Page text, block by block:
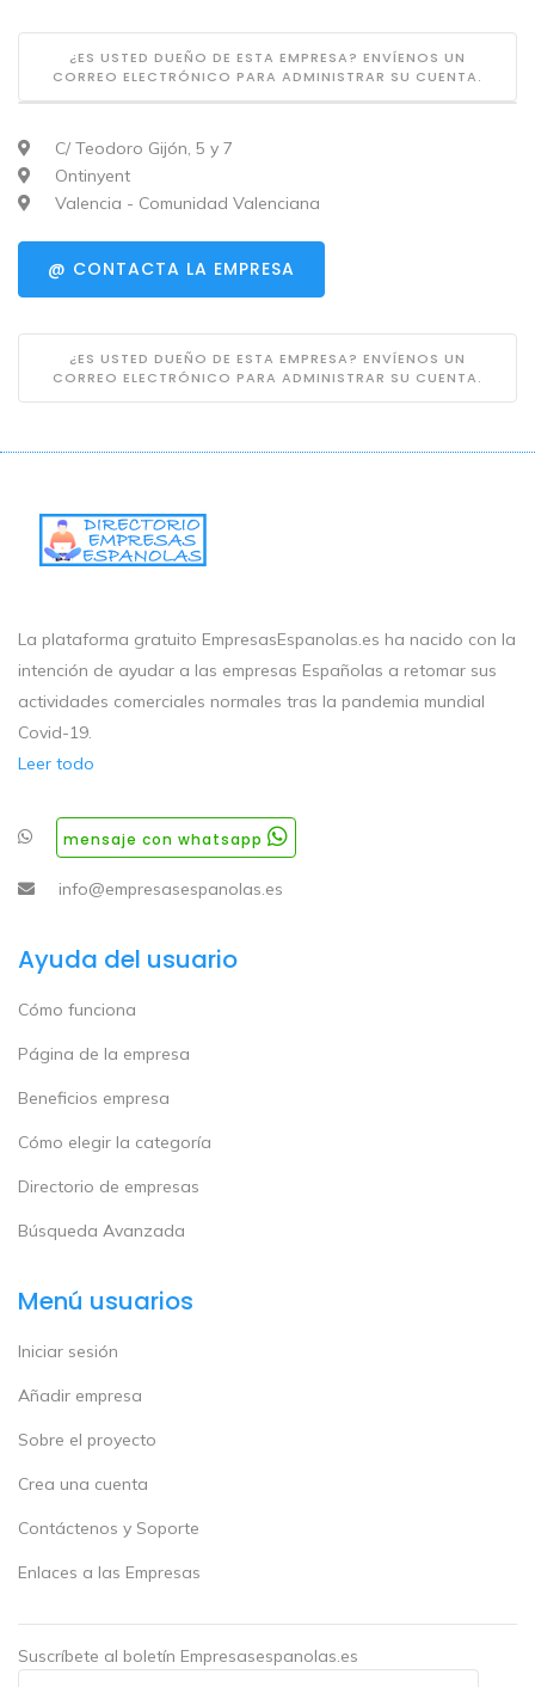
¿ES USTED DUEÑO DE ESTA EMPRESA? ENVÍENOS UN
CORREO ELECTRÓNICO PARA ADMINISTRAR SU CUENTA.
C/ Teodoro Gijón, 5 y 7
Ontinyent
Valencia - Comunidad Valenciana
@ CONTACTA LA EMPRESA
¿ES USTED DUEÑO DE ESTA EMPRESA? ENVÍENOS UN
CORREO ELECTRÓNICO PARA ADMINISTRAR SU CUENTA.
La plataforma gratuito EmpresasEspanolas.es ha nacido con la
intención de ayudar a las empresas Españolas a retomar sus
actividades comerciales normales tras la pandemia mundial
Covid-19.
Leer todo
mensaje con whatsapp
info@empresasespanolas.es
Ayuda del usuario
Cómo funciona
Página de la empresa
Beneficios empresa
Cómo elegir la categoría
Directorio de empresas
Búsqueda Avanzada
Menú usuarios
Iniciar sesión
Añadir empresa
Sobre el proyecto
Crea una cuenta
Contáctenos y Soporte
Enlaces a las Empresas
Suscríbete al boletín Empresasespanolas.es